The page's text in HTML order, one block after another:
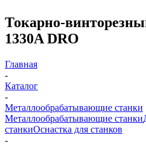
Токарно-
1330A DRO
Главная
-
Каталог
-
Металлообрабатывающие станки
Металлообрабатывающие станки
станкиОснастка для станков
-